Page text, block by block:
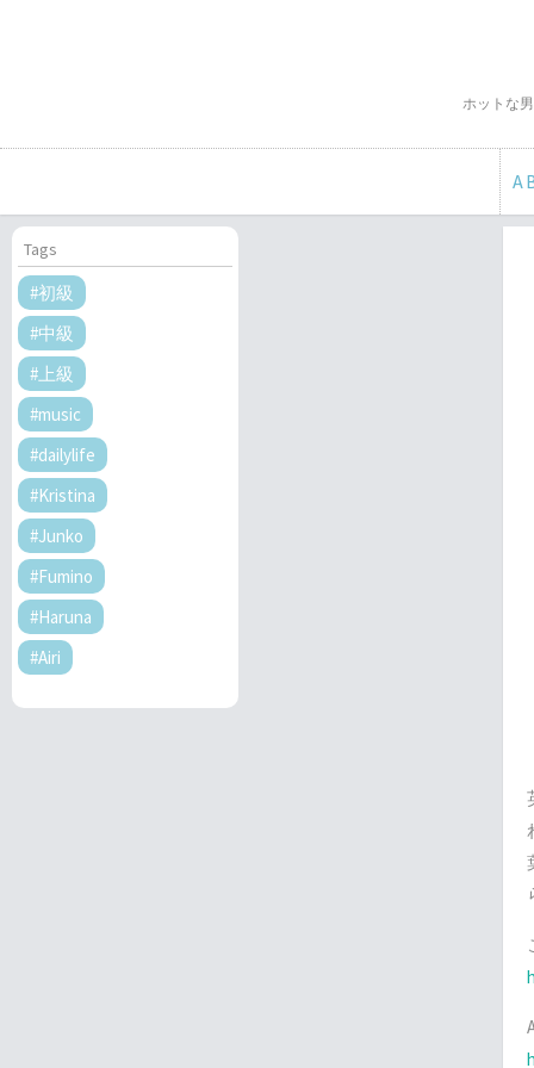
ホットな
Tags
#初級
#中級
#上級
#music
#dailylife
#Kristina
#Junko
#Fumino
#Haruna
#Airi